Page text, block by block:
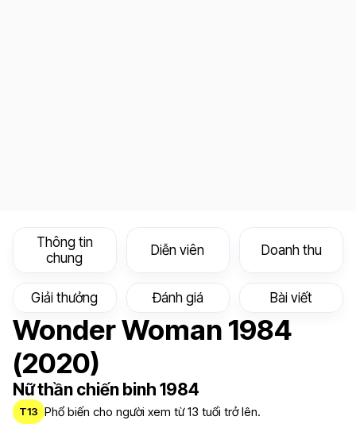
Thông tin
chung
Diễn viên Doanh thu
Giải thưởng Đánh giá Bài viết
Wonder Woman 1984
(2020)
Nữ thần chiến binh 1984
T13 Phổ biến cho người xem từ 13 tuổi trở lên.